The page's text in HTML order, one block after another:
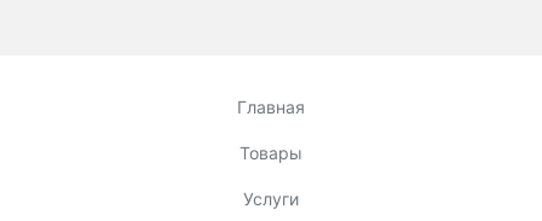
Главная
Товары
Услуги